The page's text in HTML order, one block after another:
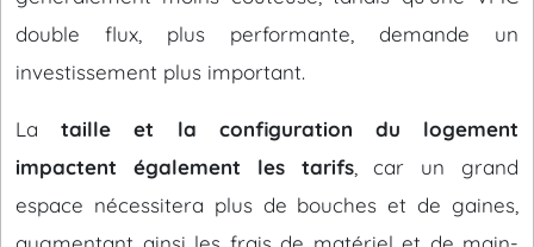
double flux, plus performante, demande un
investissement plus important.
Lataille et la configuration du logement
impactent également les tarifs, car un grand
espace nécessitera plus de bouches et de gaines,